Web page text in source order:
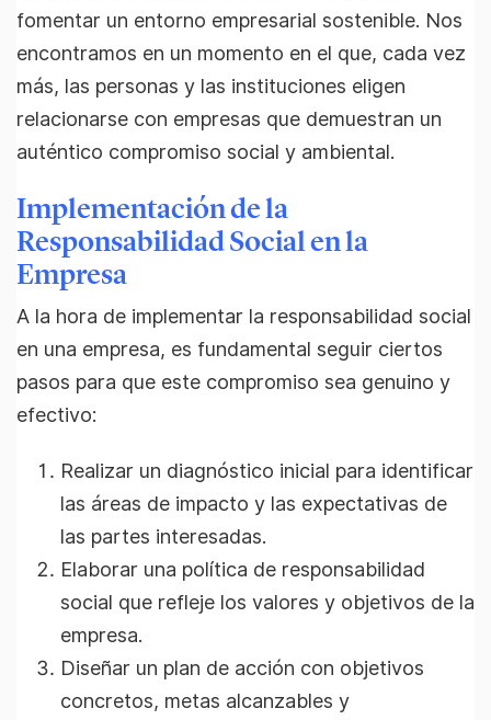
fomentar un entorno empresarial sostenible. Nos
encontramos en un momento en el que, cada vez
más, las personas y las instituciones eligen
relacionarse con empresas que demuestran un
auténtico compromiso social y ambiental.
Implementación de la
Responsabilidad Social en la
Empresa
A la hora de implementar la responsabilidad social
en una empresa, es fundamental seguir ciertos
pasos para que este compromiso sea genuino y
efectivo:
Realizar un diagnóstico inicial para identificar
las áreas de impacto y las expectativas de
las partes interesadas.
Elaborar una política de responsabilidad
social que refleje los valores y objetivos de la
empresa.
Diseñar un plan de acción con objetivos
concretos, metas alcanzables y